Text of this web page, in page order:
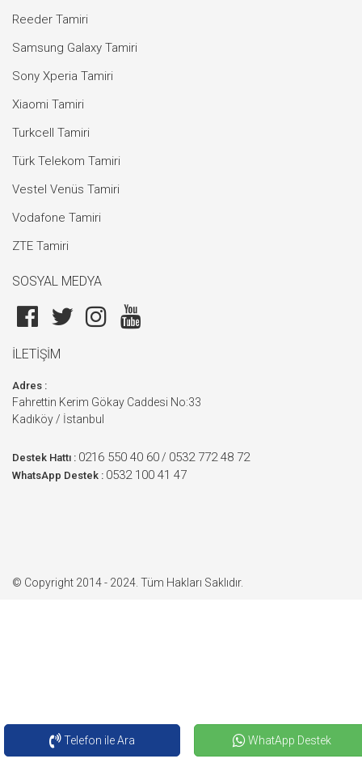
WhatApp Destek
Telefon ile Ara
Reeder Tamiri
Samsung Galaxy Tamiri
Sony Xperia Tamiri
Xiaomi Tamiri
Turkcell Tamiri
Türk Telekom Tamiri
Vestel Venüs Tamiri
Vodafone Tamiri
ZTE Tamiri
SOSYAL MEDYA
İLETİŞİM
Adres :
Fahrettin Kerim Gökay Caddesi No:33
Kadıköy / İstanbul
Destek Hattı : 0216 550 40 60/ 0532 772 48 72
WhatsApp Destek : 0532 100 41 47
© Copyright 2014 - 2024. Tüm Hakları Saklıdır.